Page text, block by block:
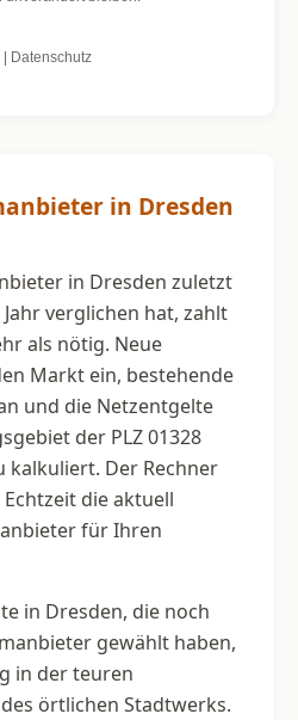
in Dresden
in Dresden zuletzt
verglichen hat, zahlt
als nötig. Neue
Markt ein, bestehende
und die Netzentgelte
der PLZ 01328
kalkuliert. Der Rechner
die aktuell
für Ihren
in Dresden, die noch
gewählt haben,
in der teuren
des örtlichen Stadtwerks.